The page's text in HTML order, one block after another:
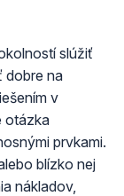
slúžiť
dobre na
v
otázka
prvkami.
blízko nej
nákladov,